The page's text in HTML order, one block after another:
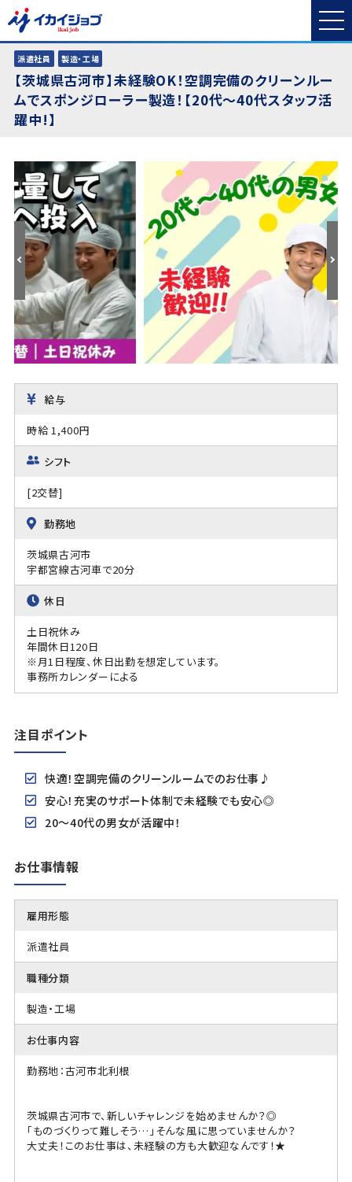
派遣社員 製造・工場
【茨城県古河市】未経験OK！空調完備のクリーンルー
ムでスポンジローラー製造！【20代～40代スタッフ活
躍中!】
給与
時給 1,400円
シフト
[2交替]
勤務地
茨城県古河市
宇都宮線古河車で20分
休日
土日祝休み
年間休日120日
※月1日程度、休日出勤を想定しています。
事務所カレンダーによる
注目ポイント
快適！空調完備のクリーンルームでのお仕事♪
安心！充実のサポート体制で未経験でも安心◎
20～40代の男女が活躍中！
お仕事情報
雇用形態
派遣社員
職種分類
製造・工場
お仕事内容
勤務地：古河市北利根
茨城県古河市で、新しいチャレンジを始めませんか？◎
「ものづくりって難しそう…」そんな風に思っていませんか？
大丈夫！このお仕事は、未経験の方も大歓迎なんです！★